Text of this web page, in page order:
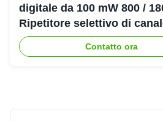
digitale da 100 mW 800 /
Ripetitore selettivo di
digitale LTE DCS Bda Pico
Contatto ora